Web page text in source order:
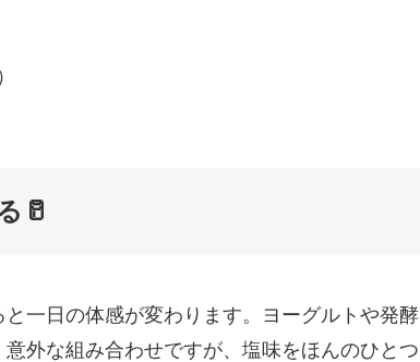
🥛
一日の体感が変わります。ヨーグルトや発酵
意外な組み合わせですが、塩味をほんのひとつ